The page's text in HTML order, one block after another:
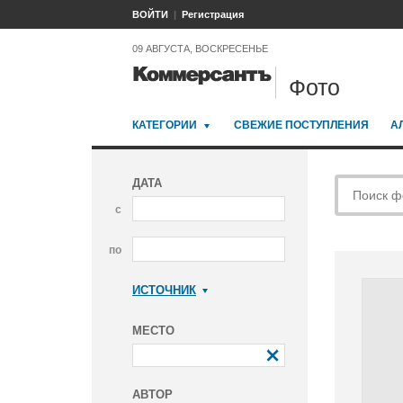
ВОЙТИ Регистрация
09 АВГУСТА, ВОСКРЕСЕНЬЕ
Фото
КАТЕГОРИИ СВЕЖИЕ ПОСТУПЛЕНИЯ
ДАТА
с
по
ИСТОЧНИК
МЕСТО
АВТОР